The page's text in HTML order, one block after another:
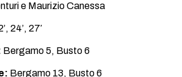
e Maurizio Canessa
24’, 27′
Bergamo 5, Busto 6
Bergamo 13, Busto 6